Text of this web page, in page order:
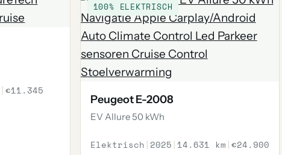
|€11.345
100% ELEKTRISCH
Peugeot E-2008
EV Allure 50 kWh
Elektrisch | 2025 | 14.631 km |€24.900